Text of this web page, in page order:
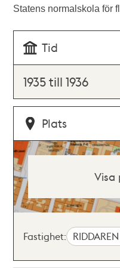
Statens normalskola för
Tid
1935 till 1936
Plats
Visa
Fastighet: